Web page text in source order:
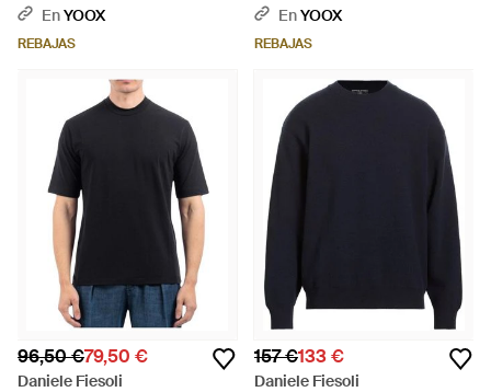
EnYOOX
REBAJAS
EnYOOX
REBAJAS
96,50 €79,50 €
Daniele Fiesoli
157 €133 €
Daniele Fiesoli